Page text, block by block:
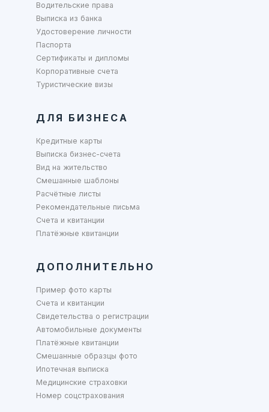
Водительские права
Выписка из банка
Удостоверение личности
Паспорта
Сертификаты и дипломы
Корпоративные счета
Туристические визы
ДЛЯ БИЗНЕСА
Кредитные карты
Выписка бизнес-счета
Вид на жительство
Смешанные шаблоны
Расчётные листы
Рекомендательные письма
Счета и квитанции
Платёжные квитанции
ДОПОЛНИТЕЛЬНО
Пример фото карты
Счета и квитанции
Свидетельства о регистрации
Автомобильные документы
Платёжные квитанции
Смешанные образцы фото
Ипотечная выписка
Медицинские страховки
Номер соцстрахования